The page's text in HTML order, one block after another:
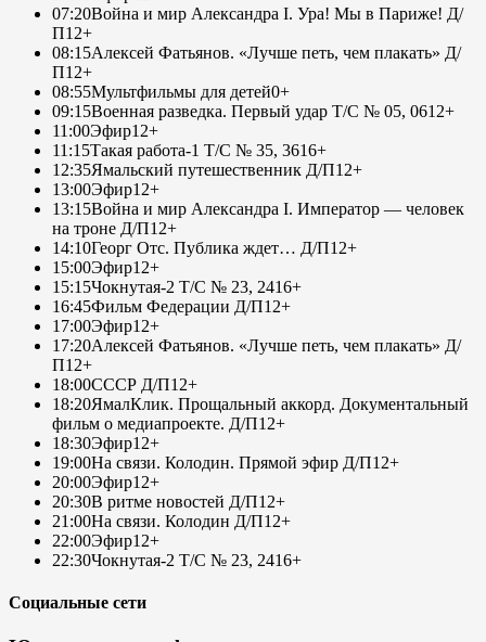
07:20Война и мир Александра I. Ура! Мы в Париже! Д/
П12+
08:15Алексей Фатьянов. «Лучше петь, чем плакать» Д/
П12+
08:55Мультфильмы для детей0+
09:15Военная разведка. Первый удар Т/С № 05, 0612+
11:00Эфир12+
11:15Такая работа-1 Т/С № 35, 3616+
12:35Ямальский путешественник Д/П12+
13:00Эфир12+
13:15Война и мир Александра I. Император — человек
на троне Д/П12+
14:10Георг Отс. Публика ждет… Д/П12+
15:00Эфир12+
15:15Чокнутая-2 Т/С № 23, 2416+
16:45Фильм Федерации Д/П12+
17:00Эфир12+
17:20Алексей Фатьянов. «Лучше петь, чем плакать» Д/
П12+
18:00СССР Д/П12+
18:20ЯмалКлик. Прощальный аккорд. Документальный
фильм о медиапроекте. Д/П12+
18:30Эфир12+
19:00На связи. Колодин. Прямой эфир Д/П12+
20:00Эфир12+
20:30В ритме новостей Д/П12+
21:00На связи. Колодин Д/П12+
22:00Эфир12+
22:30Чокнутая-2 Т/С № 23, 2416+
Социальные сети